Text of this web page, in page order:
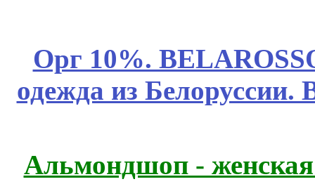
Орг 10%.
одежда из Белоруссии.
Альмондшоп -